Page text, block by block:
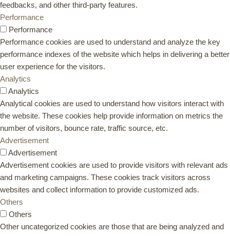
feedbacks, and other third-party features.
Performance
Performance
Performance cookies are used to understand and analyze the key
performance indexes of the website which helps in delivering a better
user experience for the visitors.
Analytics
Analytics
Analytical cookies are used to understand how visitors interact with
the website. These cookies help provide information on metrics the
number of visitors, bounce rate, traffic source, etc.
Advertisement
Advertisement
Advertisement cookies are used to provide visitors with relevant ads
and marketing campaigns. These cookies track visitors across
websites and collect information to provide customized ads.
Others
Others
Other uncategorized cookies are those that are being analyzed and